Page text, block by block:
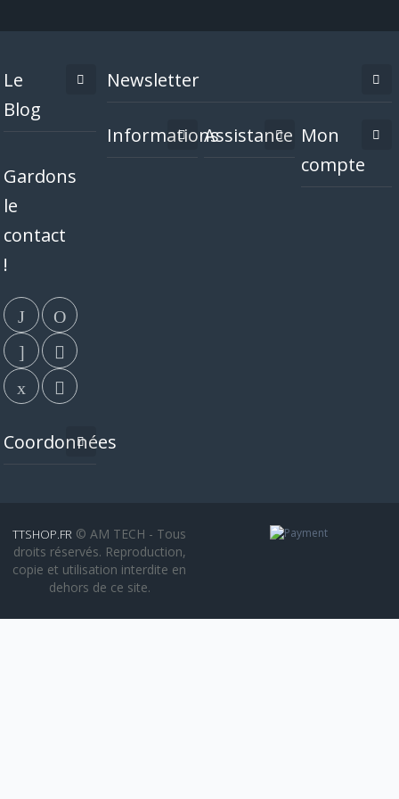
Le
Blog
Gardons
le
contact
!
Coordonnées
Newsletter
InformationsAssistance Mon
compte
TTSHOP.FR © AM TECH - Tous
droits réservés. Reproduction,
copie et utilisation interdite en
dehors de ce site.